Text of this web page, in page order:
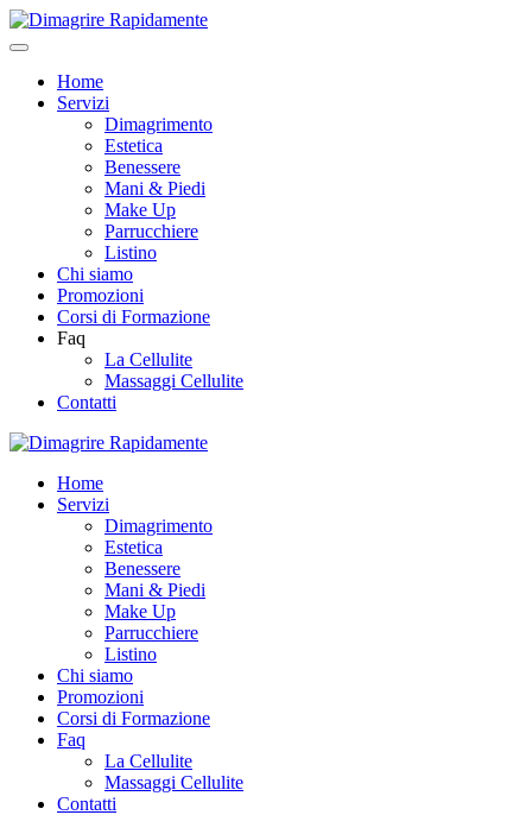
Home
Servizi
Dimagrimento
Estetica
Benessere
Mani & Piedi
Make Up
Parrucchiere
Listino
Chi siamo
Promozioni
Corsi di Formazione
Faq
La Cellulite
Massaggi Cellulite
Contatti
Home
Servizi
Dimagrimento
Estetica
Benessere
Mani & Piedi
Make Up
Parrucchiere
Listino
Chi siamo
Promozioni
Corsi di Formazione
Faq
La Cellulite
Massaggi Cellulite
Contatti